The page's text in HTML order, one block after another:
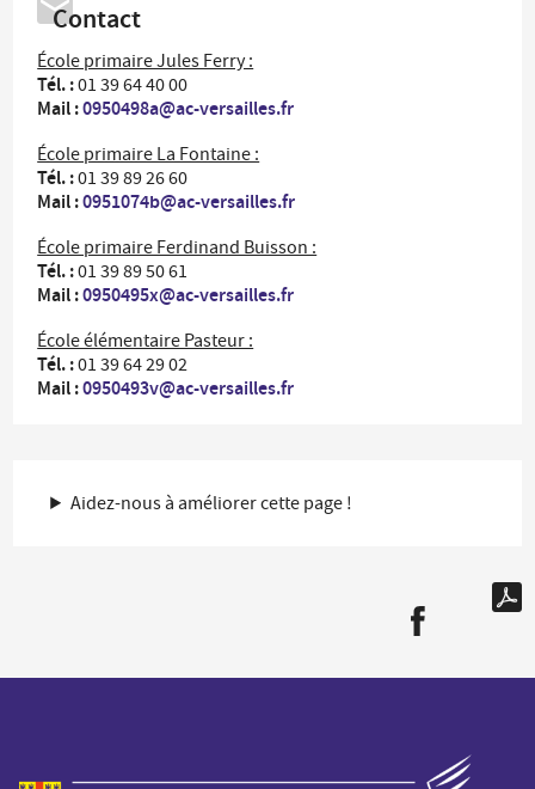
Contact
École primaire Jules Ferry :
Tél. :01 39 64 40 00
Mail :0950498a@ac-versailles.fr
École primaire La Fontaine :
Tél. :01 39 89 26 60
Mail :0951074b@ac-versailles.fr
École primaire Ferdinand Buisson :
Tél. :01 39 89 50 61
Mail :0950495x@ac-versailles.fr
École élémentaire Pasteur :
Tél. :01 39 64 29 02
Mail :0950493v@ac-versailles.fr
Aidez-nous à améliorer cette page !